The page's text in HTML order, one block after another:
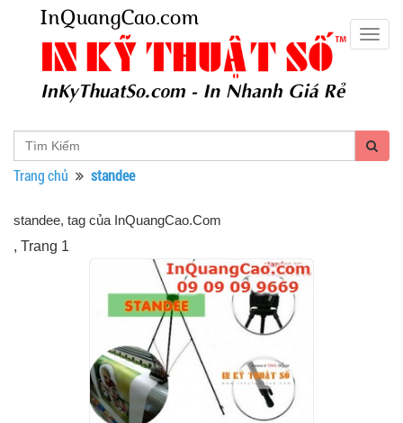
Trang chủ standee
standee, tag của InQuangCao.Com
, Trang 1